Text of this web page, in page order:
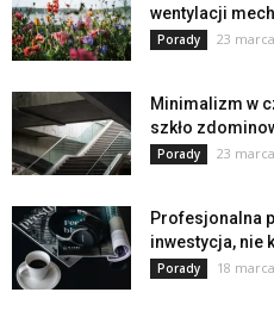
wentylacji
Porady 23
Minimalizm w
szkło
Porady 23
Profesjonalna
inwestycja, nie
Porady 18